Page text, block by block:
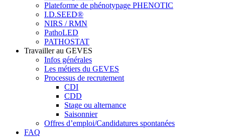
Plateforme de phénotypage PHENOTIC
I.D.SEED®
NIRS / RMN
PathoLED
PATHOSTAT
Travailler au GEVES
Infos générales
Les métiers du GEVES
Processus de recrutement
CDI
CDD
Stage ou alternance
Saisonnier
Offres d’emploi/Candidatures spontanées
FAQ